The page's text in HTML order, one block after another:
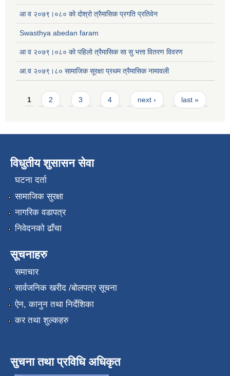
आ व २०७९।०८० को दोश्रो त्रैमासिक प्रगति प्रतिवेन
Swasthya abedan faram
आ व २०७९।०८० को पहिलो त्रैमासिक सा सु भत्ता वितरण विवरण
आ.व २०७९।८० सामाजिक सूरक्षा प्रथम त्रैमासिक नामावली
Pages
1 2 3 4 next › last »
विधुतीय शुसासन सेवा
घटना दर्ता
सामाजिक सुरक्षा
नागरिक वडापत्र
निवेदनको ढाँचा
सूचनाहरु
समाचार
सार्वजनिक खरीद /बोलपत्र सूचना
ऐन, कानुन तथा निर्देशिका
कर तथा शुल्कहरु
सुचना तथा प्रविधि अधिकृत